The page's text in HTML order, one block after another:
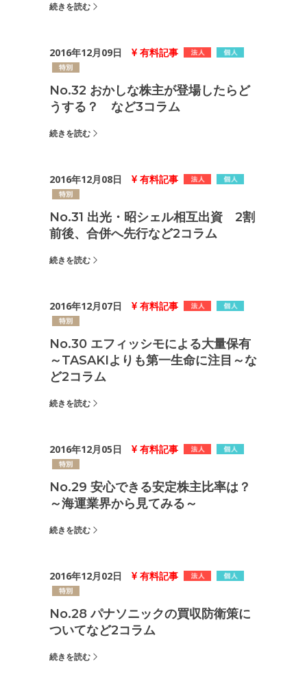
続きを読む
2016年12月09日 有料記事
No.32 おかしな株主が登場したらど
うする？ など3コラム
続きを読む
2016年12月08日 有料記事
No.31 出光・昭シェル相互出資 2割
前後、合併へ先行など2コラム
続きを読む
2016年12月07日 有料記事
No.30 エフィッシモによる大量保有
～TASAKIよりも第一生命に注目～な
ど2コラム
続きを読む
2016年12月05日 有料記事
No.29 安心できる安定株主比率は？
～海運業界から見てみる～
続きを読む
2016年12月02日 有料記事
No.28 パナソニックの買収防衛策に
ついてなど2コラム
続きを読む